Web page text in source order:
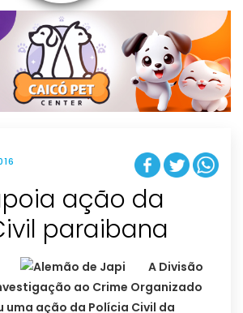
v
g
t
i
o
n
ação da
paraibana
A Divisão
ao Crime Organizado
uma ação da Polícia Civil da